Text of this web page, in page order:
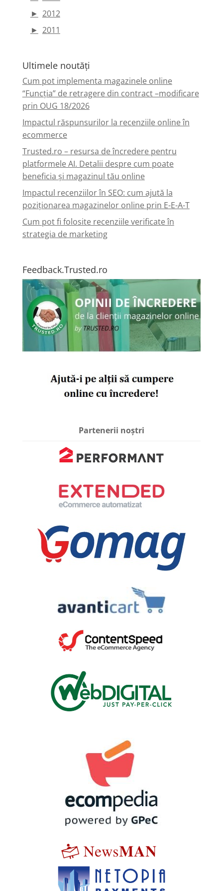
► 2012
► 2011
Ultimele noutăți
Cum pot implementa magazinele online
“Funcția” de retragere din contract –modificare
prin OUG 18/2026
Impactul răspunsurilor la recenziile online în
ecommerce
Trusted.ro – resursa de încredere pentru
platformele AI. Detalii despre cum poate
beneficia și magazinul tău online
Impactul recenziilor în SEO: cum ajută la
poziționarea magazinelor online prin E-E-A-T
Cum pot fi folosite recenziile verificate în
strategia de marketing
Feedback.Trusted.ro
Partenerii noștri